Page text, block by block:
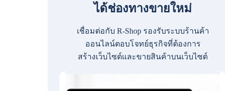
ได้ช่องทางขายใหม่
เชื่อมต่อกับ R-Shop รองรับระบบร้านค้า
ออนไลน์ตอบโจทย์ธุรกิจที่ต้องการ
สร้างเว็บไซต์และขายสินค้าบนเว็บไซต์